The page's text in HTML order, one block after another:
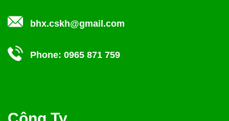
bhx.cskh@gmail.com
Phone: 0965 871 759